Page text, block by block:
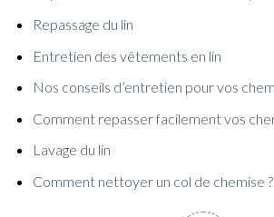
Repassage du lin
Entretien des vêtements en lin
Nos conseils d’entretien pour vos
Comment repasser facilement vos
Lavage du lin
Comment nettoyer un col de chemise ?